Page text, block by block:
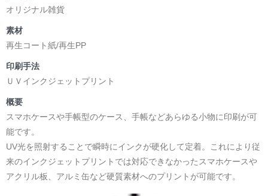
オリジナル雑貨
素材
再生コート紙/再生PP
印刷手法
ＵＶインクジェットプリント
概要
スマホケースや手帳型のケース、手帳などあらゆる小物に印刷が可
能です。
UV光を照射することで瞬時にインクが硬化して定着。これにより従
来のインクジェットプリントでは対応できなかったスマホケースや
アクリル板、アルミ缶など硬質素材へのプリントが可能です。